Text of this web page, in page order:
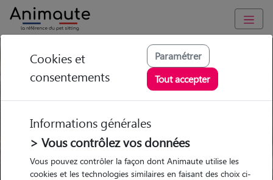
Pension chien Cholet
Ou l'alternative Animaute
chez le Pet Sitter
chez le Pet Sitter
Promenades
Visites
Promenades
Visites
Cookies et
consentements
Paramétrer
Tout accepter
Informations générales
> Vous contrôlez vos données
Vous pouvez contrôler la façon dont Animaute utilise les
cookies et les technologies similaires en faisant des choix ci-